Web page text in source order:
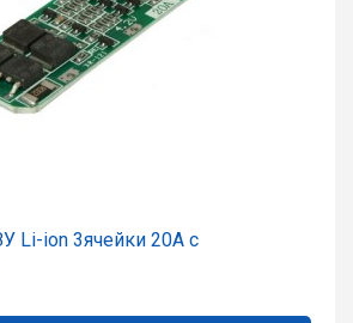
Li-ion 3ячейки 20А с